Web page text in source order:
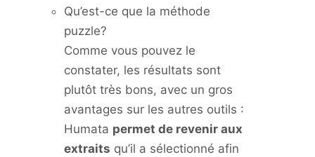
Qu’est-ce que la méthode
puzzle?
Comme vous pouvez le
constater, les résultats sont
plutôt très bons, avec un gros
avantages sur les autres outils :
Humata permet de revenir aux
extraits qu’il a sélectionné afin